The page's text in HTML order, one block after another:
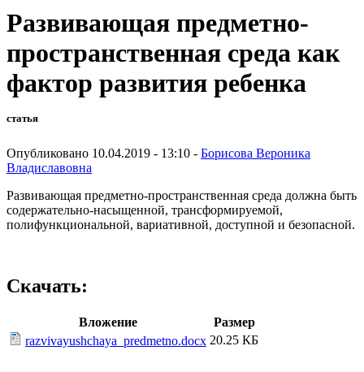
Развивающая предметно-
пространственная среда как
фактор развития ребенка
статья
Опубликовано 10.04.2019 - 13:10 - Борисова Вероника
Владиславовна
Развивающая предметно-пространственная среда должна быть
содержательно-насыщенной, трансформируемой,
полифункциональной, вариативной, доступной и безопасной.
Скачать:
Вложение
Размер
razvivayushchaya_predmetno.docx 20.25 КБ